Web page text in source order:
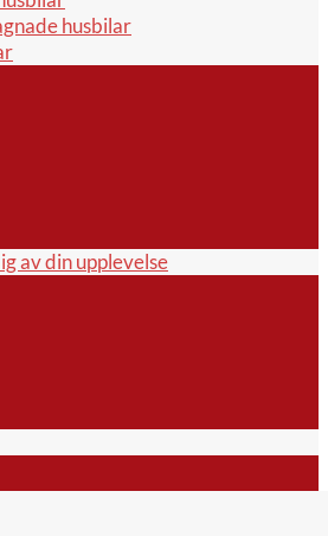
husbilar
av din upplevelse